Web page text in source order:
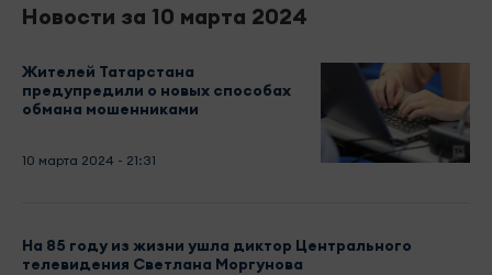
Новости за 10 марта 2024
Жителей Татарстана
предупредили о новых способах
обмана мошенниками
10 марта 2024 - 21:31
На 85 году из жизни ушла диктор Центрального
телевидения Светлана Моргунова